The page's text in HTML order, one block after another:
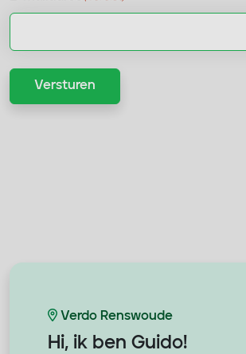
Versturen
Verdo Renswoude
Hi, ik ben Guido!